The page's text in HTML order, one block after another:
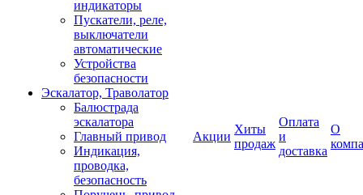
индикаторы
Пускатели, реле,
выключатели
автоматические
Устройства
безопасности
Эскалатор, Траволатор
Балюстрада
эскалатора
Главный привод
Индикация,
проводка,
безопасность
Акции
Хиты
продаж
Оплата
и
доставка
О